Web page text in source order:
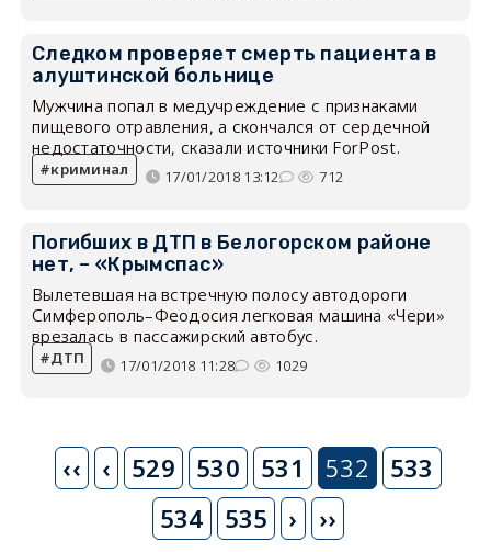
Следком проверяет смерть пациента в
алуштинской больнице
Мужчина попал в медучреждение с признаками
пищевого отравления, а скончался от сердечной
недостаточности, сказали источники ForPost.
криминал 17/01/2018 13:12 712
Погибших в ДТП в Белогорском районе
нет, – «Крымспас»
Вылетевшая на встречную полосу автодороги
Симферополь–Феодосия легковая машина «Чери»
врезалась в пассажирский автобус.
ДТП 17/01/2018 11:28 1029
Нумерация
страниц
‹‹
Предыдущая
страница
‹ 529 530 531 532
533
534
535
Следующая
› ››